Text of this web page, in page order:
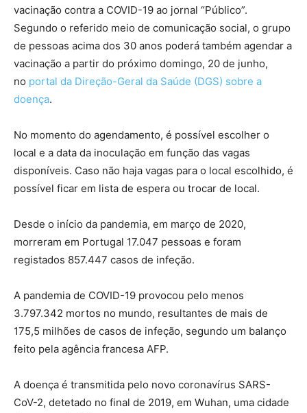
vacinação contra a COVID-19 ao jornal “Público”.
Segundo o referido meio de comunicação social, o grupo
de pessoas acima dos 30 anos poderá também agendar a
vacinação a partir do próximo domingo, 20 de junho,
no portal da Direção-Geral da Saúde (DGS) sobre a
doença.
No momento do agendamento, é possível escolher o
local e a data da inoculação em função das vagas
disponíveis. Caso não haja vagas para o local escolhido, é
possível ficar em lista de espera ou trocar de local.
Desde o início da pandemia, em março de 2020,
morreram em Portugal 17.047 pessoas e foram
registados 857.447 casos de infeção.
A pandemia de COVID-19 provocou pelo menos
3.797.342 mortos no mundo, resultantes de mais de
175,5 milhões de casos de infeção, segundo um balanço
feito pela agência francesa AFP.
A doença é transmitida pelo novo coronavírus SARS-
CoV-2, detetado no final de 2019, em Wuhan, uma cidade